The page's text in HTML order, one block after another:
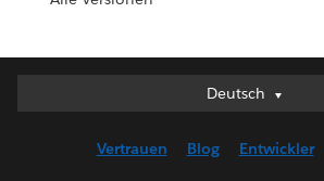
Deutsch
Deutsch
English (US)
Vertrauen Blog Entwickler